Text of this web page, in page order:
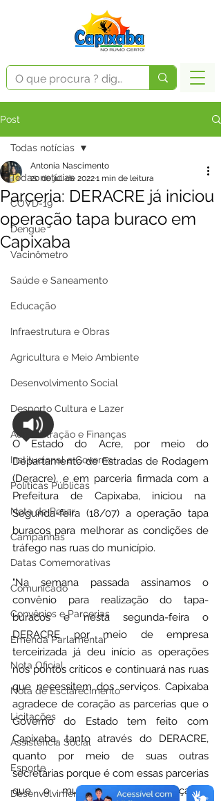
Post
Todas notícias
COVD-19
Dengue
Vacinômetro
Saúde e Saneamento
Educação
Infraestrutura e Obras
Agricultura e Meio Ambiente
Desenvolvimento Social
Desporto Cultura e Lazer
Administração e Finanças
Institucional e Governo
Políticas Públicas
Nota de Pesar
Campanhas
Datas Comemorativas
Comunicado
Convênios e Parcerias
Emenda Parlamentar
Nota Oficial
Nota de Esclarecimento
Licitações
Assistência Social
Esporte
Desenvolvimento Econômico
Todas notícias
Parceria: DERACRE já iniciou
operação tapa buraco em
Capixaba
Antonia Nascimento
20 de jul. de 20221 min de leitura
O Estado do Acre, por meio do
Departamento de Estradas de Rodagem
(Deracre), e em parceria firmada com a
Prefeitura de Capixaba, iniciou na
Segunda-feira (18/07) a operação tapa
buracos para melhorar as condições de
tráfego nas ruas do município.
"Na semana passada assinamos o
convênio para realização do tapa-
buracos e nesta segunda-feira o
DERACRE por meio de empresa
terceirizada já deu início as operações
nos pontos críticos e continuará nas ruas
que necessitem dos serviços. Capixaba
agradece de coração as parcerias que o
Governo do Estado tem feito com
Capixaba, tanto através do DERACRE,
quanto por meio de suas outras
secretárias porque é com essas parcerias
que o município está alcançando